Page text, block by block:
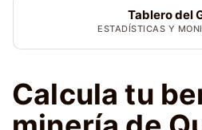
Tablero del
ESTADÍSTICAS Y
Calcula tu